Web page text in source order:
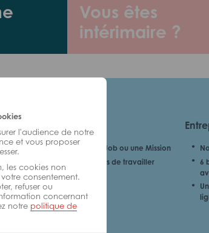
l'audience de notre
et vous proposer
les cookies non
consentement.
refuser ou
concernant
notre politique de
Vous êtes
intérimaire ?
Je cherche un Job ou une Mission
6 bonnes raisons de travailler
avec nous
6